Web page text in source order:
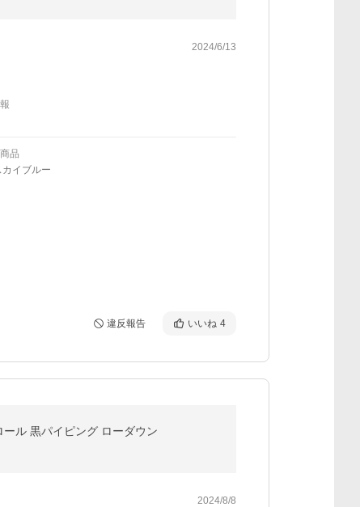
2024/6/13
品
カイブルー
違反報告 いいね 4
ル 黒パイピング ローダウン
2024/8/8